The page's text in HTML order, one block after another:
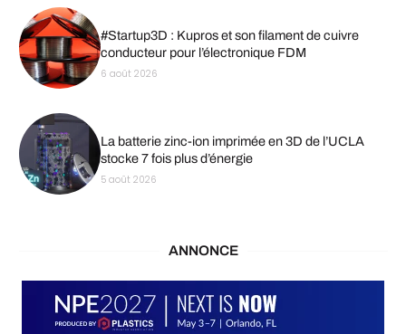
#Startup3D : Kupros et son filament de cuivre
conducteur pour l’électronique FDM
6 août 2026
La batterie zinc-ion imprimée en 3D de l’UCLA
stocke 7 fois plus d’énergie
5 août 2026
ANNONCE